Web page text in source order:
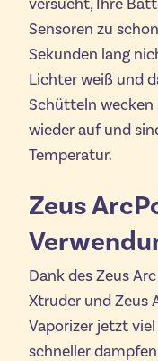
Sensoren zu
Sekunden lang
Lichter weiß und
Schütteln wecken
wieder auf und
Temperatur.
Zeus
Dank des Zeus
Xtruder und Zeus
Vaporizer jetzt
schneller